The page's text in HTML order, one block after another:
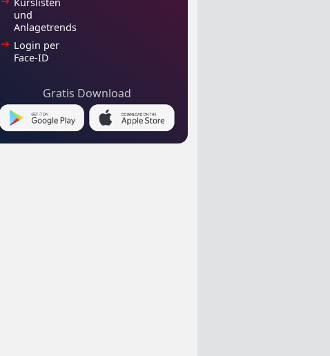
Kurslisten
und
Anlagetrends
Login per
Face-ID
Gratis Download